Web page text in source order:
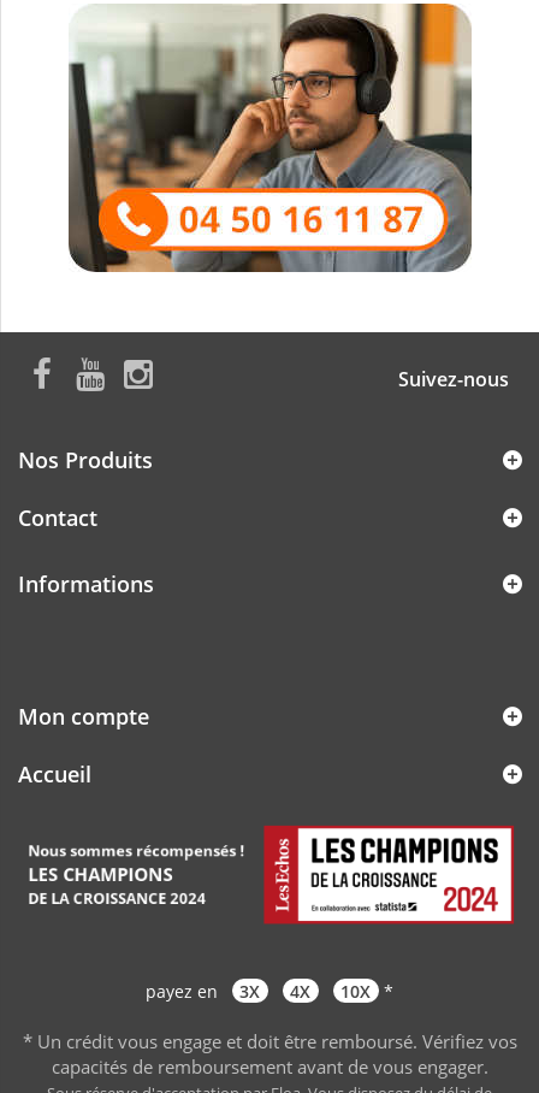
Suivez-nous
Nos Produits
Contact
Informations
Mon compte
Accueil
payez en 3X 4X 10X *
* Un crédit vous engage et doit être remboursé. Vérifiez vos
capacités de remboursement avant de vous engager.